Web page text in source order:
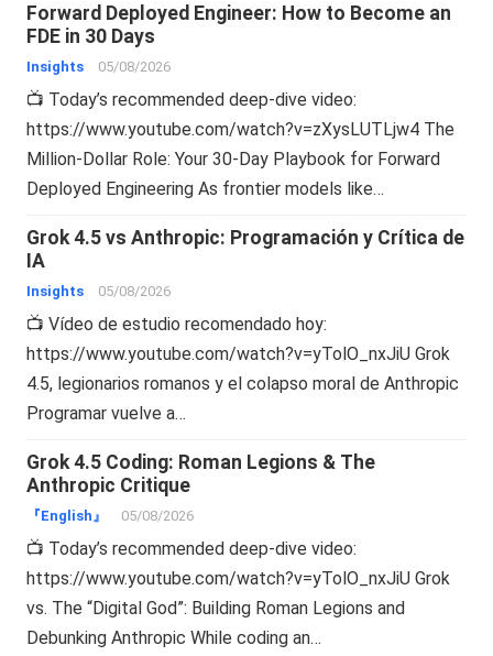
Forward Deployed Engineer: How to Become an
FDE in 30 Days
Insights 05/08/2026
📺 Today’s recommended deep-dive video:
https://www.youtube.com/watch?v=zXysLUTLjw4 The
Million-Dollar Role: Your 30-Day Playbook for Forward
Deployed Engineering As frontier models like…
Grok 4.5 vs Anthropic: Programación y Crítica de
IA
Insights 05/08/2026
📺 Vídeo de estudio recomendado hoy:
https://www.youtube.com/watch?v=yTolO_nxJiU Grok
4.5, legionarios romanos y el colapso moral de Anthropic
Programar vuelve a…
Grok 4.5 Coding: Roman Legions & The
Anthropic Critique
『English』 05/08/2026
📺 Today’s recommended deep-dive video:
https://www.youtube.com/watch?v=yTolO_nxJiU Grok
vs. The “Digital God”: Building Roman Legions and
Debunking Anthropic While coding an…